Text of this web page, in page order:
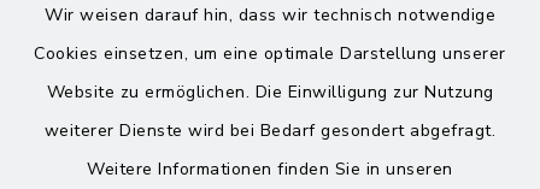
Wir weisen darauf hin, dass wir technisch notwendige
Cookies einsetzen, um eine optimale Darstellung unserer
Website zu ermöglichen. Die Einwilligung zur Nutzung
weiterer Dienste wird bei Bedarf gesondert abgefragt.
Weitere Informationen finden Sie in unseren
Barrierefreiheit